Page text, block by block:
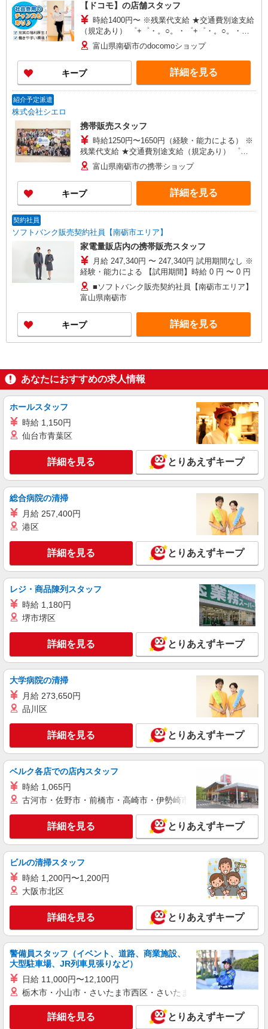
【ドコモ】の店舗スタッフ
時給1400円〜 ※残業代支給 ★交通費別途支給
（規定あり） ゜+゜・。○。・゜+゜・。○。・゜
+゜ 入社祝い金10万円支給(規定有) お友達を紹介
頂くと, インセンティブ支給(規定有) ★月2回払
い・週払い可能（規程有）★ ゜・。○。・゜
+゜・。○。・゜+゜
富山県南砺市のdocomoショップ
キープ 詳細を見る
紹介予定派遣
株式会社シエロ
携帯販売スタッフ
時給1250円〜1650円（経験・能力による） ※
残業代支給 ★交通費別途支給（規定あり） ゜
+゜・。○。・゜+゜・。○。・゜+゜ 入社祝い金10
万円支給(規定有) お友達を紹介頂くと, インセンテ
ィブ支給(規定有) ★月2回払い・週払い可能（規程
有）★ ゜・。○。・゜+゜・。○。・゜+゜
富山県南砺市の携帯ショップ
キープ 詳細を見る
契約社員
ソフトバンク販売契約社員【南砺市エリア】
家電量販店内の携帯販売スタッフ
月給 247,340円 〜 247,340円 試用期間なし ※
経験・能力による 【試用期間】時給 0 円 〜 0 円
■ソフトバンク販売契約社員【南砺市エリア】
富山県南砺市
キープ 詳細を見る
あなたにおすすめの求人情報
ホールスタッフ
時給 1,150円
仙台市青葉区
詳細を見る とりあえずキープ
総合病院の清掃
月給 257,400円
港区
詳細を見る とりあえずキープ
レジ・商品陳列スタッフ
時給 1,180円
堺市堺区
詳細を見る とりあえずキープ
大学病院の清掃
月給 273,650円
品川区
詳細を見る とりあえずキープ
ベルク各店での店内スタッフ
時給 1,065円
古河市・佐野市・前橋市・高崎市・伊勢崎市・太田市・館林市
詳細を見る とりあえずキープ
ビルの清掃スタッフ
時給 1,200円〜1,200円
大阪市北区
詳細を見る とりあえずキープ
警備員スタッフ（イベント、道路、商業施設、
大型駐車場、JR列車見張りなど）
日給 11,000円〜12,100円
栃木市・小山市・さいたま市西区・さいたま市岩槻区・久喜市・
詳細を見る とりあえずキープ